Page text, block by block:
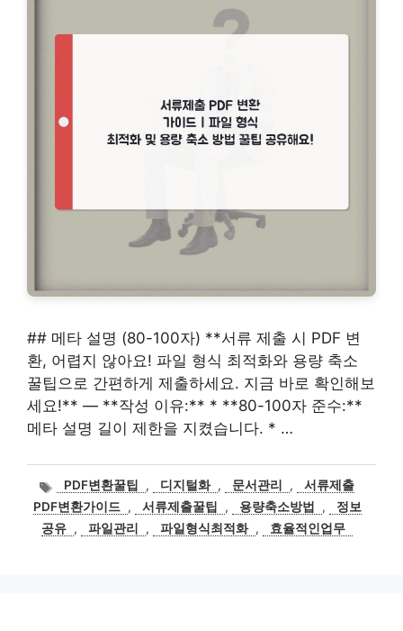
## 메타 설명 (80-100자) **서류 제출 시 PDF 변
환, 어렵지 않아요! 파일 형식 최적화와 용량 축소
꿀팁으로 간편하게 제출하세요. 지금 바로 확인해보
세요!** — **작성 이유:** * **80-100자 준수:**
메타 설명 길이 제한을 지켰습니다. * …
태
그
PDF변환꿀팁 , 디지털화 , 문서관리 ,
서류제출
PDF변환가이드 , 서류제출꿀팁 , 용량축소방법 ,
정보
공유 , 파일관리 , 파일형식최적화 , 효율적인업무